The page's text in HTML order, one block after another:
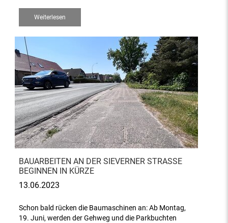
Weiterlesen
BAUARBEITEN AN DER SIEVERNER STRASSE B
EGINNEN IN KÜRZE
13.06.2023
Schon bald rücken die Baumaschinen an: Ab Montag,
19. Juni, werden der Gehweg und die Parkbuchten